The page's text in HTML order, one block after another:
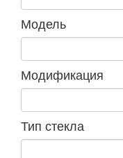
Модель
Модификация
Тип стекла